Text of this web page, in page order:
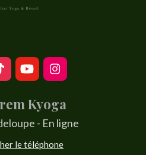
Kyoga
- En ligne
le téléphone